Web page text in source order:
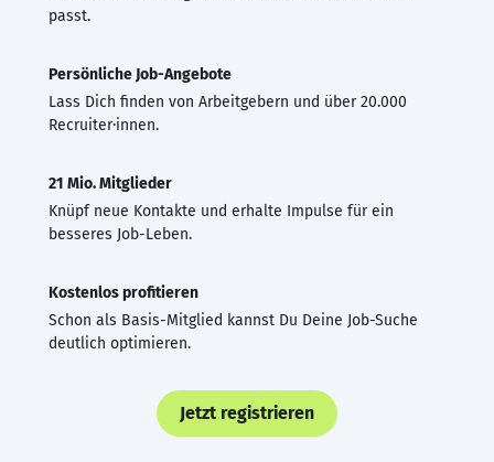
passt.
Persönliche Job-Angebote
Lass Dich finden von Arbeitgebern und über 20.000
Recruiter·innen.
21 Mio. Mitglieder
Knüpf neue Kontakte und erhalte Impulse für ein
besseres Job-Leben.
Kostenlos profitieren
Schon als Basis-Mitglied kannst Du Deine Job-Suche
deutlich optimieren.
Jetzt registrieren